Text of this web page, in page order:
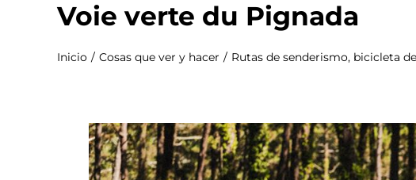
Voie verte du Pignada
Inicio Cosas que ver y hacer Rutas de senderismo, bicicleta